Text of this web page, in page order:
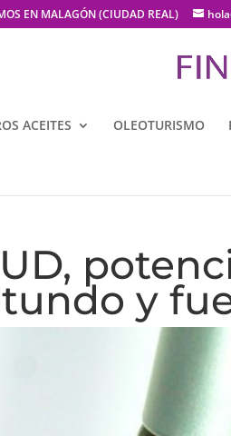
EN MALAGÓN (CIUDAD REAL)
ACEITES OLEOTURISMO
y